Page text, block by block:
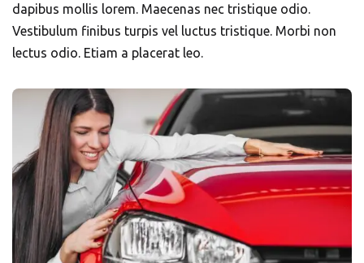
dapibus mollis lorem. Maecenas nec tristique odio.
Vestibulum finibus turpis vel luctus tristique. Morbi non
lectus odio. Etiam a placerat leo.